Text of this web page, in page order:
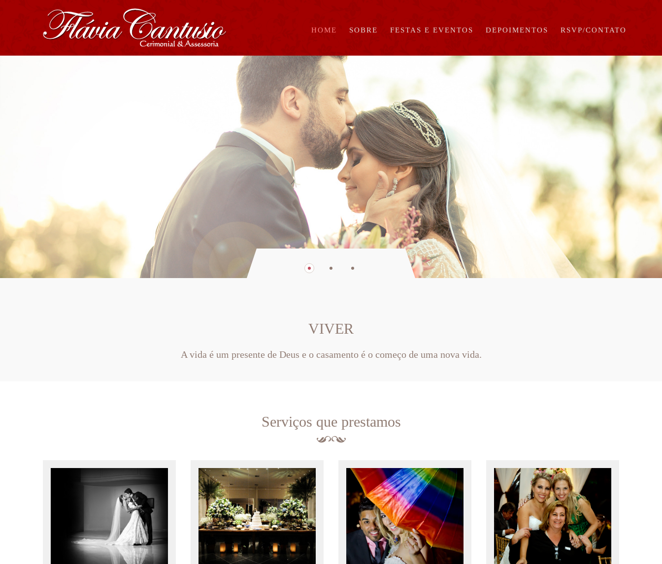
HOME SOBRE FESTAS E EVENTOS DEPOIMENTOS RSVP/CONTATO
VIVER
A vida é um presente de Deus e o casamento é o começo de uma nova vida.
Serviços que prestamos